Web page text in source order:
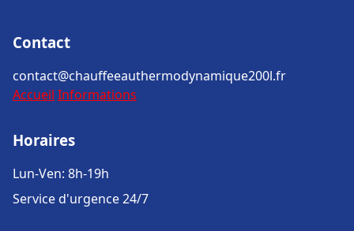
Contact
contact@chauffeeauthermodynamique200l.fr
Accueil Informations
Horaires
Lun-Ven: 8h-19h
Service d'urgence 24/7